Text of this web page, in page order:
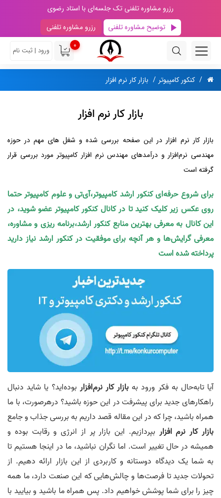
رزرو مشاوره تلفنی تک جلسه‌ای با استاد رضوی
توضیح مشاوره تلفنی
رزرو مشاوره تلفنی
0
ورود | ثبت نام
کنکور کامپیوتر بازار کار نرم افزار
بازار کار نرم افزار
بازار کار نرم افزار در این صفحه بررسی شده و شغل‌ های مهم در حوزه
مهندسی نرم‌افزار و درآمدهای مهندس نرم‌ افزار کامپیوتر مورد بررسی قرار
گرفته است
برای شروع حرفه‌ای کنکور ارشد کامپیوتر،آی‌تی و علوم کامپیوتر حتما
روی عکس زیر کلیک کنید تا در کانال کنکور کامپیوتر عضو شوید، در
این کانال به معرفی بهترین منابع کنکور ارشد،برنامه ریزی و مشاوره،
معرفی گرایش‌ها و هر آنچه برای موفقیت در کنکور ارشد نیاز دارید
پرداخته شده است
آیا تابه‌حال به فکر ورود به بازار کار نرم‌افزار بوده‌اید؟ یا شاید دنبال
راهکارهای جدید برای پیشرفت در این حوزه باشید؟ درهرصورت، با ما
همراه باشید، چرا که در این مقاله قصد داریم به بررسی جذاب و جامع
بازار کار نرم‌ افزار بپردازیم. این بازار پر از انرژی و رقابت بوده و
همیشه در حال تغییر است. اما نگران نباشید، ما در اینجا هستیم تا
به شما یک دیدگاه دوستانه و کاربردی از این بازار ارائه دهیم. از
تحولات جدید تا فرصت‌ها و چالش‌هایی که این صنعت دارد، ما همه
چیز را برای شما پوشش خواهیم داد. پس همراه ما باشید و بیایید با